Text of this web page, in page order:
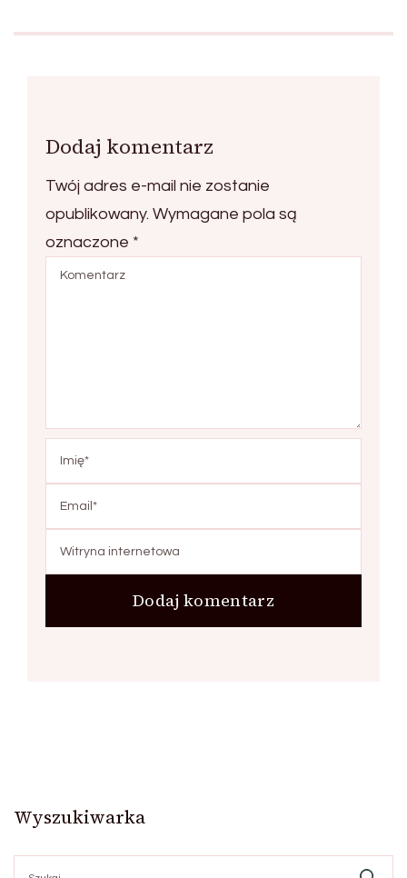
Dodaj komentarz
Twój adres e-mail nie zostanie
opublikowany. Wymagane pola są
oznaczone *
Wyszukiwarka